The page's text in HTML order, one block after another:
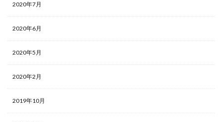
2020年7月
2020年6月
2020年5月
2020年2月
2019年10月